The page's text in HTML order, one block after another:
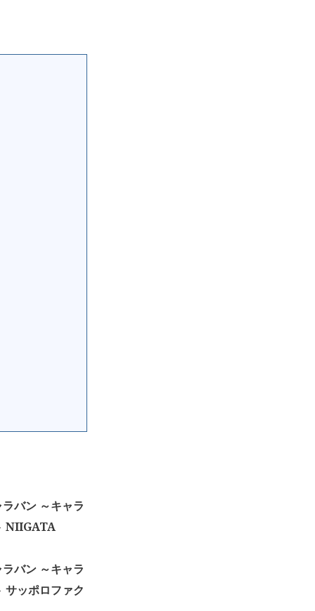
バン ～キャラ
NIIGATA
バン ～キャラ
サッポロファク